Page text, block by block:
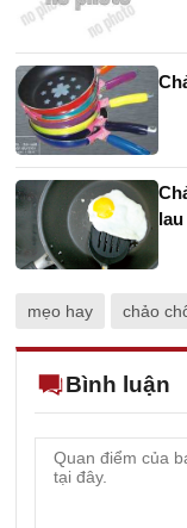
mẹo hay chảo
Bình luận